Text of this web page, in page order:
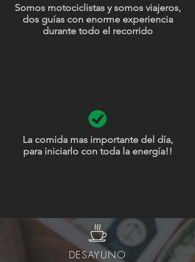
Somos motociclistas y somos viajeros,
dos guías con enorme experiencia
durante todo el recorrido
La comida mas importante del día,
para iniciarlo con toda la energía!!
DESAYUNO